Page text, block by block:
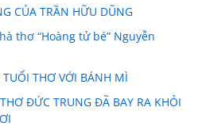
CỦA TRẦN HỮU DŨNG
thơ “Hoàng tử bé” Nguyễn
TUỔI THƠ VỚI BÁNH MÌ
ĐỨC TRUNG ĐÃ BAY RA KHỎI